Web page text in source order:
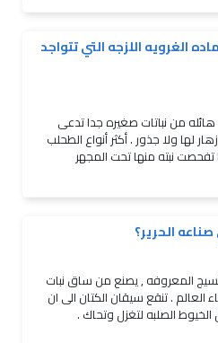
الغرويه اللزجه التي تتواجد
من نباتات صغيره جدا تدعى
لها ولا جذور . أكثر أنواع الطحلب
تفحصت نبته منها تحت المجهر
الحرير؟
المعروفه , يصنع من ساق نبات
. تنقع سيقان الكتان الى ان
الصلبه لتغزل وتحاك .